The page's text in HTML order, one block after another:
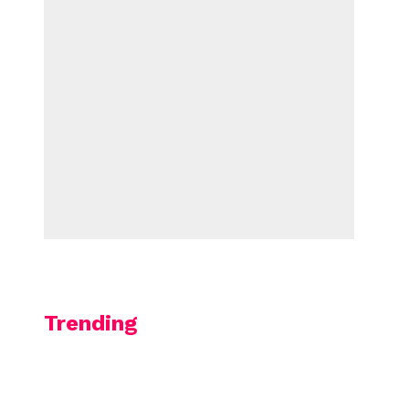
Trending